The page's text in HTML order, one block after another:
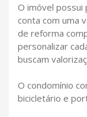
O imóvel possui
conta com uma
de reforma
personalizar
buscam
O condomínio
bicicletário e